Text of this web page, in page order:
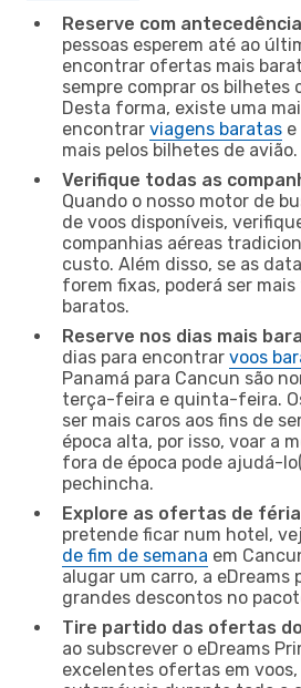
Reserve com antecedência
pessoas esperem até ao
encontrar ofertas mais
sempre comprar os bilhetes
Desta forma, existe uma
encontrar viagens baratas
mais pelos bilhetes de avião.
Verifique todas as
Quando o nosso motor de
de voos disponíveis,
companhias aéreas
custo. Além disso, se as
forem fixas, poderá ser
baratos.
Reserve nos dias mais
dias para encontrar voos
Panamá para Cancun são
terça-feira e quinta-feira.
ser mais caros aos fins de
época alta, por isso, voar a
fora de época pode ajudá-
pechincha.
Explore as ofertas de
pretende ficar num hotel,
de fim de semana em
alugar um carro, a
grandes descontos no
Tire partido das ofertas
ao subscrever o eDreams
excelentes ofertas em